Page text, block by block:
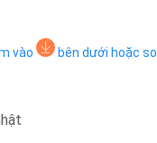
vào bên dưới hoặc